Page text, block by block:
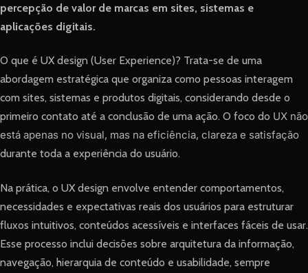
percepção de valor de marcas em sites, sistemas e
aplicações digitais.
O que é UX design (User Experience)? Trata-se de uma
abordagem estratégica que organiza como pessoas interagem
com sites, sistemas e produtos digitais, considerando desde o
primeiro contato até a conclusão de uma ação. O foco do UX não
está apenas no visual, mas na eficiência, clareza e satisfação
durante toda a experiência do usuário.
Na prática, o UX design envolve entender comportamentos,
necessidades e expectativas reais dos usuários para estruturar
fluxos intuitivos, conteúdos acessíveis e interfaces fáceis de usar.
Esse processo inclui decisões sobre arquitetura da informação,
navegação, hierarquia de conteúdo e usabilidade, sempre